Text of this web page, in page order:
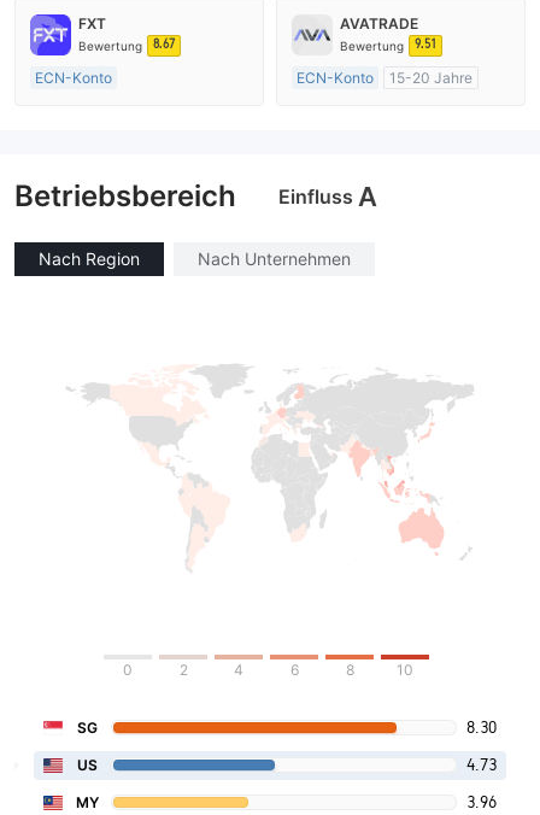
Market Making (MM)
MT4-Volllizenz
MT4-Volllizenz
FXT
Bewertung 8.67
ECN-Konto
MT4-Volllizenz
AVATRADE
Bewertung 9.51
ECN-Konto
15-20 Jahre
Betriebsbereich Einfluss A
Nach Region Nach Unternehmen
0 2 4 6 8 10
SG 8.30
US 4.73
MY 3.96